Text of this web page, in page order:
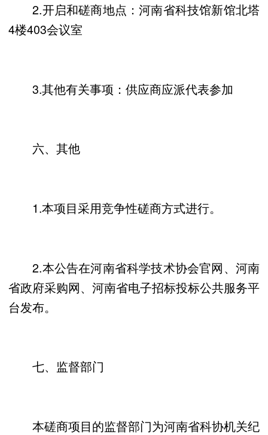
2.开启和磋商地点：河南省科技馆新馆北塔
4楼403会议室
3.其他有关事项：供应商应派代表参加
六、其他
1.本项目采用竞争性磋商方式进行。
2.本公告在河南省科学技术协会官网、河南
省政府采购网、河南省电子招标投标公共服务平
台发布。
七、监督部门
本磋商项目的监督部门为河南省科协机关纪